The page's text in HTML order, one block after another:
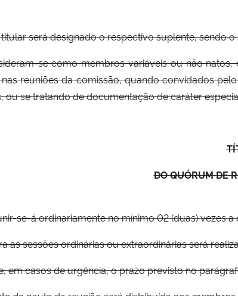
será designado o respectivo suplente, sendo
se como membros variáveis ou não
reuniões da comissão, quando convidados
ou se tratando de documentação de caráter
DO QUÓRUM DE
se-á ordinariamente no mínimo 02 (duas) vezes
as sessões ordinárias ou extraordinárias será
em casos de urgência, o prazo previsto no